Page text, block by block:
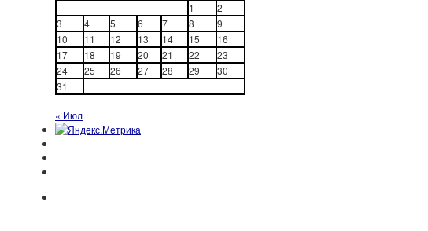
1
2
3
4 5 6 7 8
9
10
11 12 13 14 15
16
17
18 19 20 21 22
23
24
25 26 27 28 29
30
31
« Июл